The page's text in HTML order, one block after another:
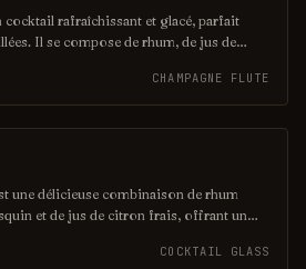
cocktail rafraîchissant et glacé, parfait
Il se compose de rhum, de jus de
Servi dans un verre à cocktail, il offre
et acidulées.
CHAMPAGNE FLUTE
une délicieuse combinaison de rhum
et de jus de citron frais, offrant un
idéal pour les soirées d'été.
COCKTAIL GLASS